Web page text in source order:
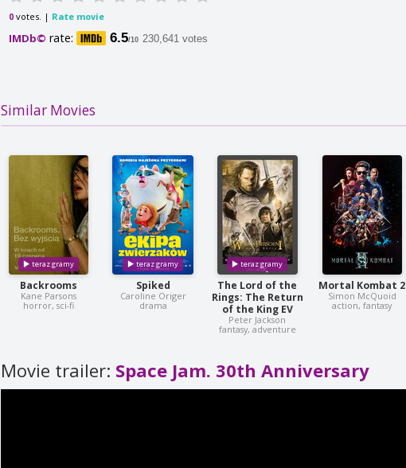
0votes. | Rate movie
IMDb© rate: 6.5/10 230,641 votes
Similar Movies
Backrooms
Kane Parsons
horror, sci-fi
Spiked
Caroline Origer
drama
The Lord of the
Rings: The Return
of the King EV
Peter Jackson
fantasy, adventure
Mortal Kombat 2
Simon McQuoid
action, fantasy
Movie trailer: Space Jam. 30th Anniversary